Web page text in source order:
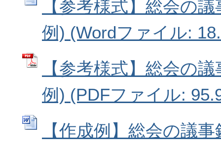
【参考様式】総会の
例) (Wordファイル:
【参考様式】総会の
例) (PDFファイル:
【作成例】総会の議